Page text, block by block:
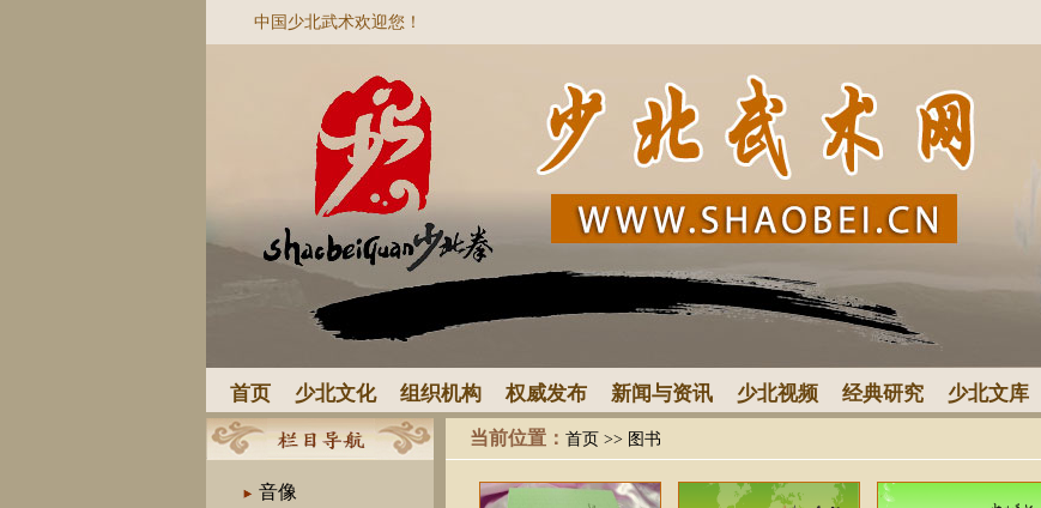
中国少北武术欢迎您！
首页 少北文化 组织机构 权威发布 新闻与资讯 少北视频 经典研究 少北文库
音像
当前位置： 首页 >> 图书